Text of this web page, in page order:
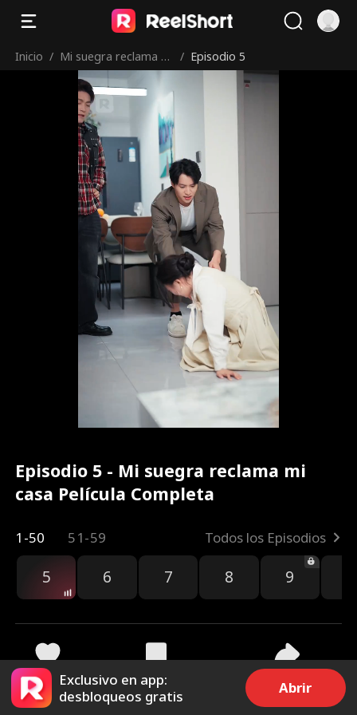
Inicio / Mi suegra reclama mi
casa
/ Episodio 5
Episodio 5 - Mi suegra reclama mi
casa Película Completa
1-50 51-59 Todos los Episodios
5 6 7 8 9
1.8k 6.4k Compartir
Exclusivo en app:
desbloqueos gratis
Abrir